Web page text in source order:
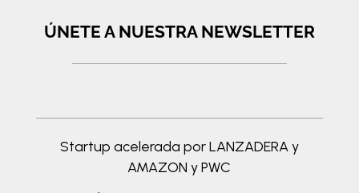
ÚNETE A NUESTRA NEWSLETTER
Startup acelerada por LANZADERA y
AMAZON y PWC